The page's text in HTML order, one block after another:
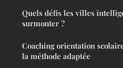
Quels défis les villes
surmonter ?
Coaching orientation
la méthode adaptée